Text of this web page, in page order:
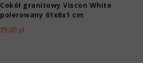
Cokół granitowy Viscon White
polerowany 61x8x1 cm
39,00 zł